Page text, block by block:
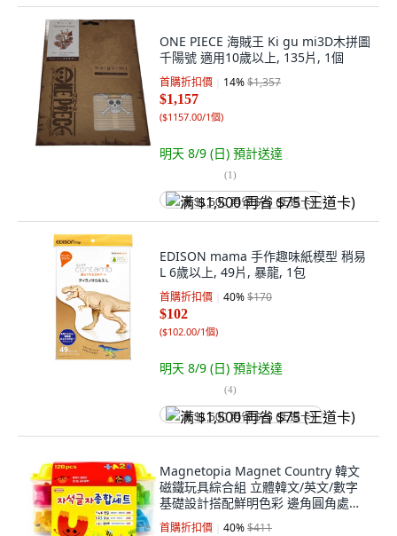
ONE PIECE 海賊王 Ki gu mi3D木拼圖
千陽號 適用10歲以上, 135片, 1個
首購折扣價 14%$1,357
$1,157
($1157.00/1個)
明天 8/9 (日) 預計送達
(1)
满 $1,500 再省 $75 (王道卡)
EDISON mama 手作趣味紙模型 稍易
L 6歲以上, 49片, 暴龍, 1包
首購折扣價 40%$170
$102
($102.00/1個)
明天 8/9 (日) 預計送達
(4)
满 $1,500 再省 $75 (王道卡)
Magnetopia Magnet Country 韓文
磁鐵玩具綜合組 立體韓文/英文/數字
基礎設計搭配鮮明色彩 邊角圓角處理,
1組, 128pcs
首購折扣價 40%$411